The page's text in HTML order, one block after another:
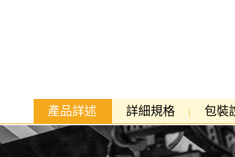
產品詳述 詳細規格 包裝